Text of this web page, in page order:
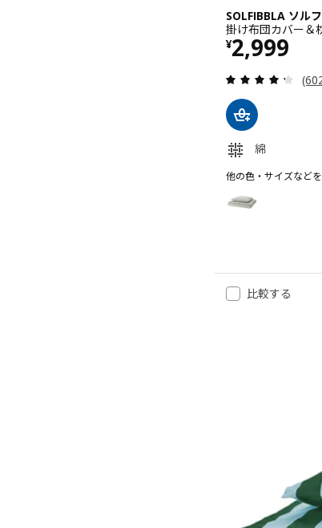
SOLFIBBLA ソル
掛け布団カバー＆
¥2,999
価格 ¥
レ
綿
他の色・サイズなど
オプション:
オプション:
オプション:
比較する